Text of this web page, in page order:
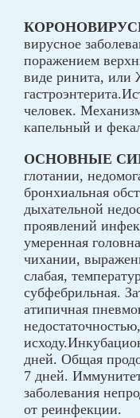
вирусное
поражением
виде ринита,
человек.
капельный и
ОСНОВНЫЕ
глотании,
бронхиальная
дыхательной
проявлений
умеренная
чихании,
слабая,
субфебрильная.
атипичная
дней. Общая
7 дней.
заболевания
от реинфекции.